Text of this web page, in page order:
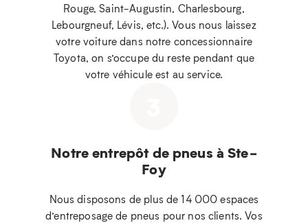
Rouge, Saint-Augustin, Charlesbourg,
Lebourgneuf, Lévis, etc.). Vous nous laissez
votre voiture dans notre concessionnaire
Toyota, on s’occupe du reste pendant que
votre véhicule est au service.
Notre entrepôt de pneus à Ste-
Foy
Nous disposons de plus de 14 000 espaces
d’entreposage de pneus pour nos clients. Vos